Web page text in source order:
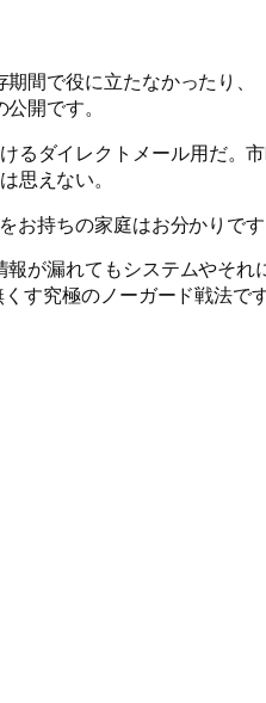
間で役に立たなかったり
開です。
るダイレクトメール用だ
思えない。
持ちの家庭はお分かりで
が漏れてもシステムやそ
す究極のノーガード戦法で